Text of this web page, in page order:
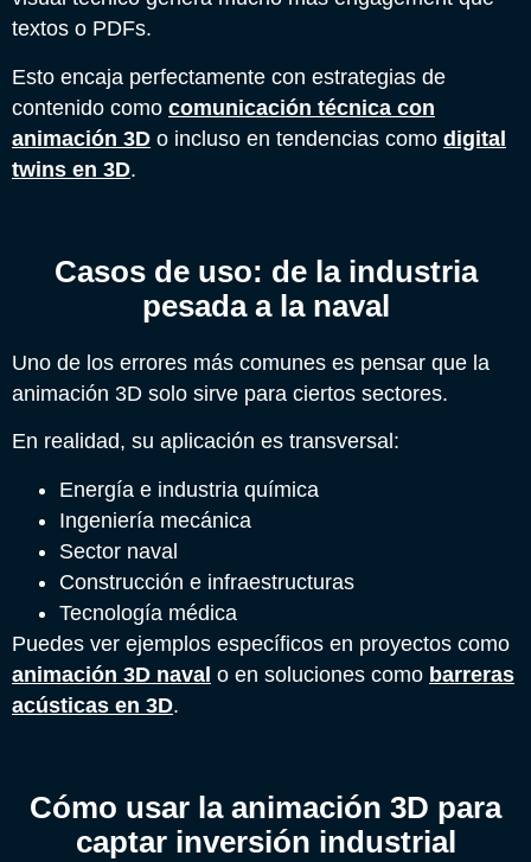
textos o PDFs.
Esto encaja perfectamente con estrategias de
contenido como comunicación técnica con
animación 3D o incluso en tendencias como digital
twins en 3D.
Casos de uso: de la industria
pesada a la naval
Uno de los errores más comunes es pensar que la
animación 3D solo sirve para ciertos sectores.
En realidad, su aplicación es transversal:
Energía e industria química
Ingeniería mecánica
Sector naval
Construcción e infraestructuras
Tecnología médica
Puedes ver ejemplos específicos en proyectos como
animación 3D naval o en soluciones como barreras
acústicas en 3D.
Cómo usar la animación 3D para
captar inversión industrial